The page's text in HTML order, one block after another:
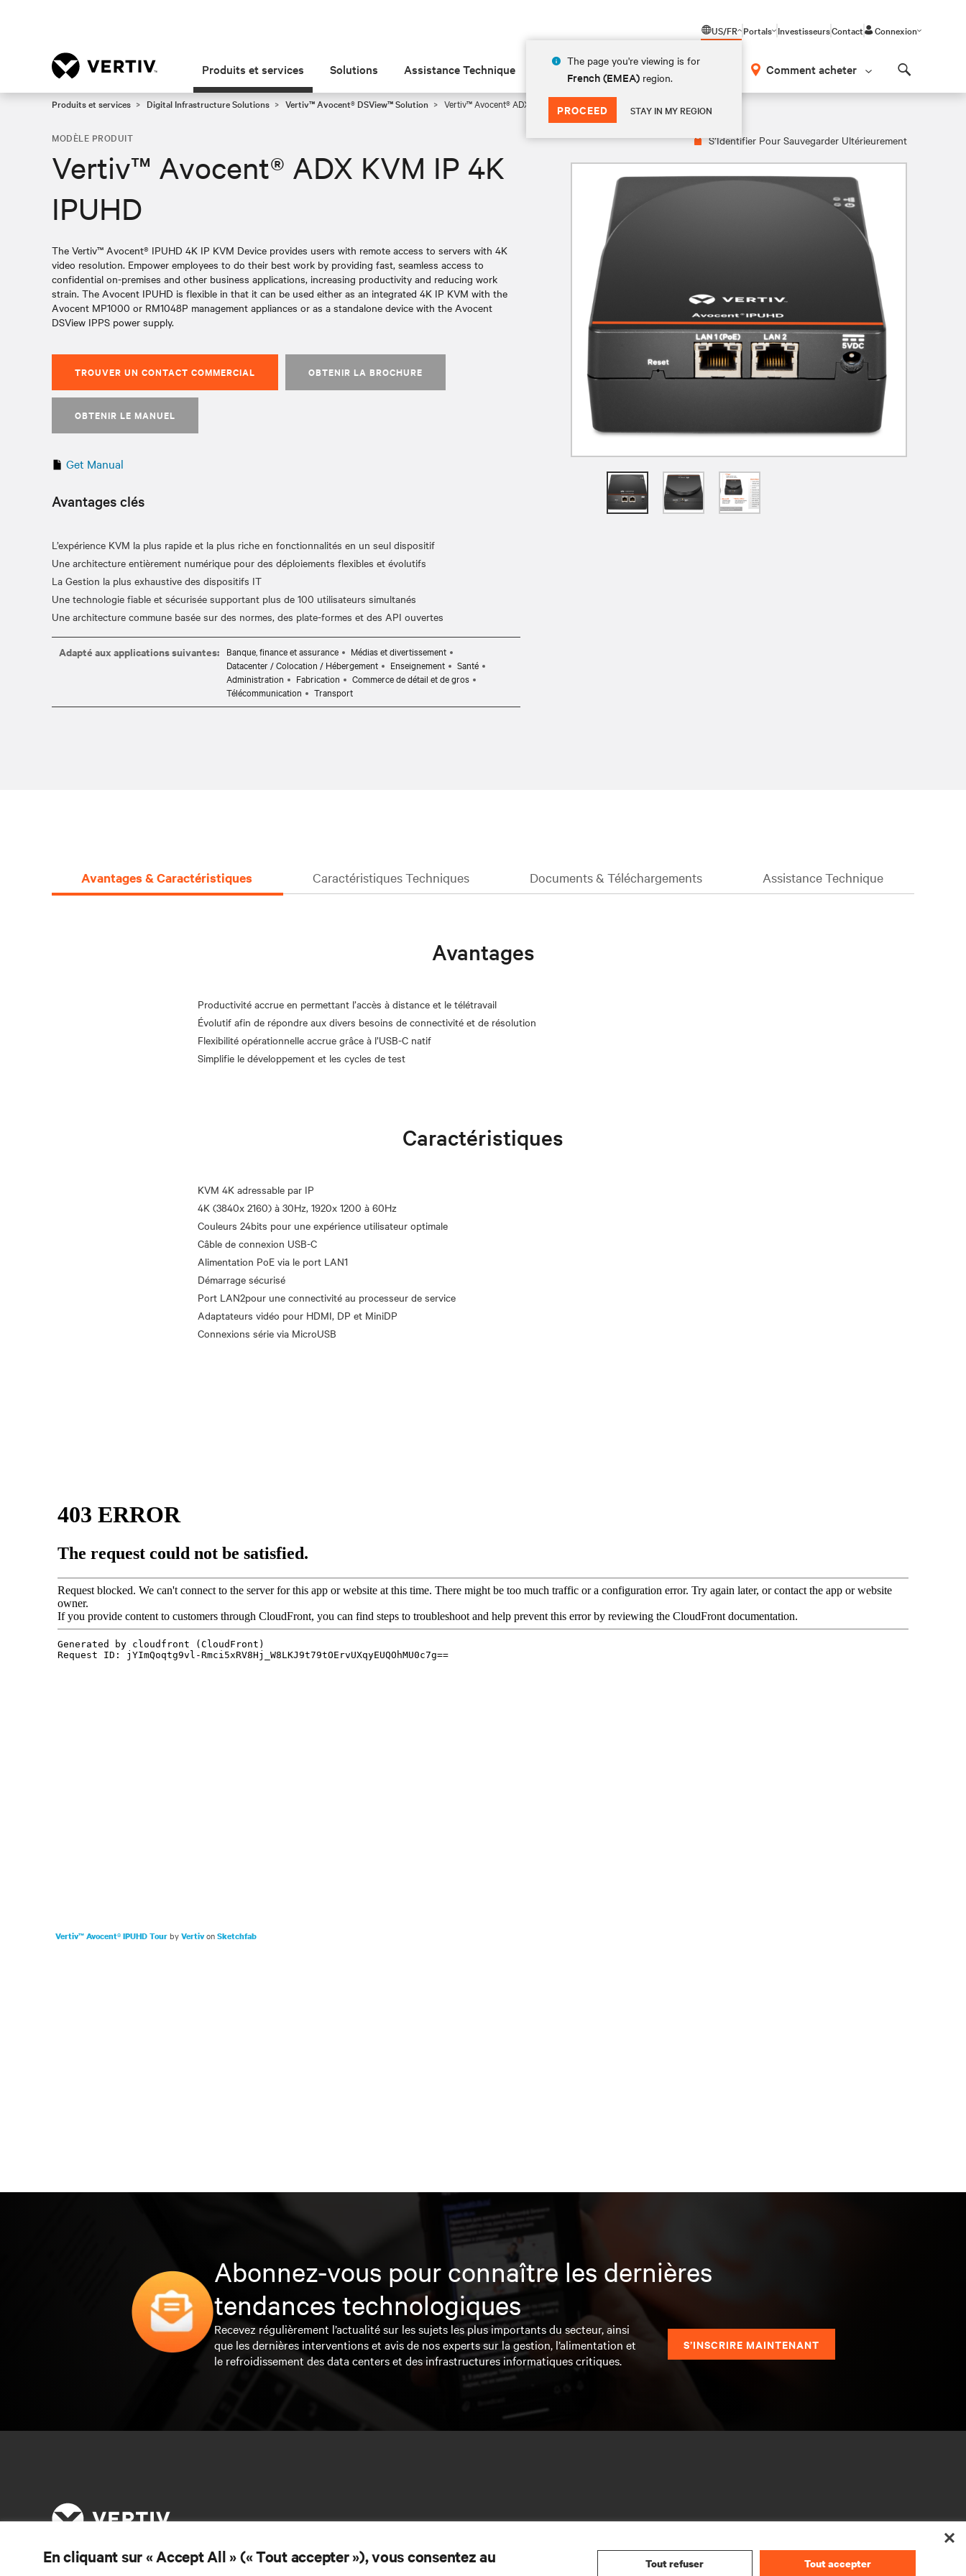
US/FR
The page you're viewing is for
French (EMEA) region.
PROCEED STAY IN MY REGION
Portals InvestisseursContact Connexion
Produits et services Solutions Assistance Technique Insights À propos Comment acheter
Produits et services Digital Infrastructure Solutions Vertiv™ Avocent® DSView™ Solution Vertiv™ Avocent® ADX KVM IP 4K IPUHD
S’Identifier Pour Sauvegarder Ultérieurement
MODÈLE PRODUIT
Vertiv™ Avocent® ADX KVM IP 4K
IPUHD
The Vertiv™ Avocent® IPUHD 4K IP KVM Device provides users with remote access to servers with 4K
video resolution. Empower employees to do their best work by providing fast, seamless access to
confidential on-premises and other business applications, increasing productivity and reducing work
strain. The Avocent IPUHD is flexible in that it can be used either as an integrated 4K IP KVM with the
Avocent MP1000 or RM1048P management appliances or as a standalone device with the Avocent
DSView IPPS power supply.
TROUVER UN CONTACT COMMERCIAL OBTENIR LA BROCHURE
OBTENIR LE MANUEL
Get Manual
Avantages clés
L’expérience KVM la plus rapide et la plus riche en fonctionnalités en un seul dispositif
Une architecture entièrement numérique pour des déploiements flexibles et évolutifs
La Gestion la plus exhaustive des dispositifs IT
Une technologie fiable et sécurisée supportant plus de 100 utilisateurs simultanés
Adapté aux applications suivantes: Banque, finance et assurance
Médias et divertissement
Datacenter / Colocation / Hébergement
Enseignement
Santé
Administration
Fabrication
Commerce de détail et de gros
Télécommunication
Transport
Avantages & Caractéristiques Caractéristiques Techniques Documents & Téléchargements Assistance Technique
Avantages
Productivité accrue en permettant l’accès à distance et le télétravail
Évolutif afin de répondre aux divers besoins de connectivité et de résolution
Flexibilité opérationnelle accrue grâce à l’USB-C natif
Caractéristiques
KVM 4K adressable par IP
4K (3840x 2160) à 30Hz, 1920x 1200 à 60Hz
Couleurs 24bits pour une expérience utilisateur optimale
Câble de connexion USB-C
Alimentation PoE via le port LAN1
Démarrage sécurisé
Port LAN2pour une connectivité au processeur de service
Adaptateurs vidéo pour HDMI, DP et MiniDP
Vertiv™ Avocent® IPUHD TourbyVertivonSketchfab
Abonnez-vous pour connaître les dernières
tendances technologiques
Recevez régulièrement l’actualité sur les sujets les plus importants du secteur, ainsi
que les dernières interventions et avis de nos experts sur la gestion, l’alimentation et
le refroidissement des data centers et des infrastructures informatiques critiques.
S’INSCRIRE MAINTENANT
En cliquant sur « Accept All » (« Tout accepter »), vous consentez au
Tout refuser Tout accepter